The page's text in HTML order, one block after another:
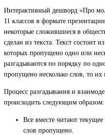
Интерактивный дешворд «Про
11 классов в формате
некоторые сложившиеся в
сделан из текста. Текст состоит
которых пропущено одно или
разгадываются по порядку по
пропущено несколько слов, то их
Процесс разгадывания и
происходить следующим образом:
Все вместе читают
слов пропущено.